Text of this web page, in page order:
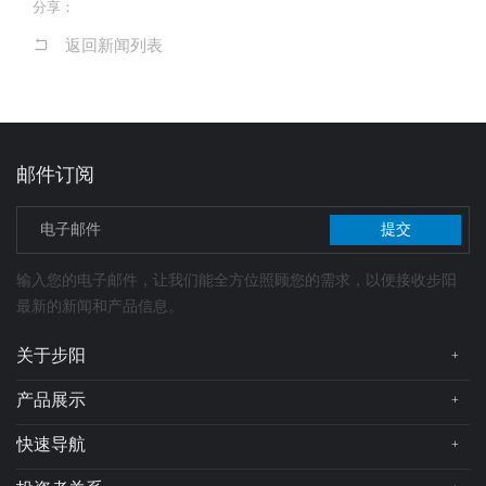
分享：
返回新闻列表
邮件订阅
提交
输入您的电子邮件，让我们能全方位照顾您的需求，以便接收步阳
最新的新闻和产品信息。
关于步阳 +
公司简介
产品展示 +
步阳轮毂
快速导航 +